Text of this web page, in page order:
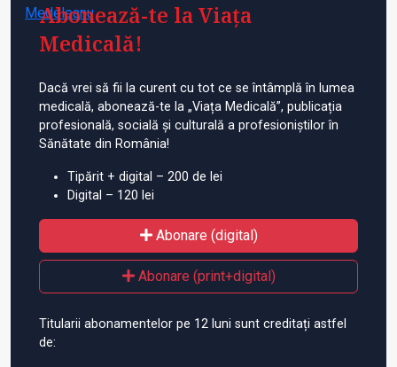
Abonează-te la Viața
Medicală!
Dacă vrei să fii la curent cu tot ce se întâmplă în lumea
medicală, abonează-te la „Viața Medicală”, publicația
profesională, socială și culturală a profesioniștilor în
Sănătate din România!
Tipărit + digital – 200 de lei
Digital – 120 lei
Abonare (digital)
Abonare (print+digital)
Titularii abonamentelor pe 12 luni sunt creditați astfel
de: